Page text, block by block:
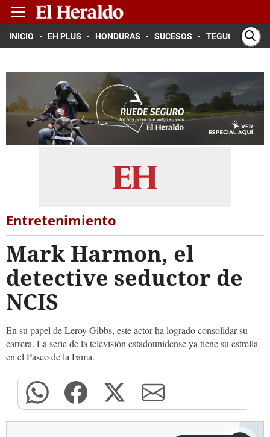
INICIO EH PLUS HONDURAS SUCESOS TEGUCIGALPA
Entretenimiento
Mark Harmon, el
detective seductor de
NCIS
En su papel de Leroy Gibbs, este actor ha logrado consolidar su
carrera. La serie de la televisión estadounidense ya tiene su estrella
en el Paseo de la Fama.